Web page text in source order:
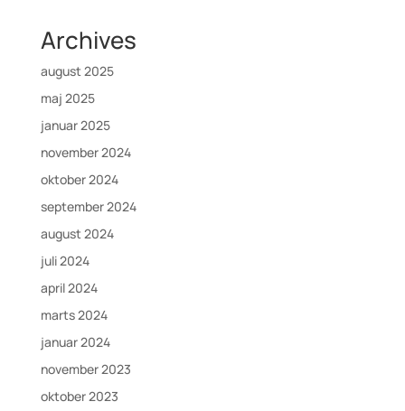
Archives
august 2025
maj 2025
januar 2025
november 2024
oktober 2024
september 2024
august 2024
juli 2024
april 2024
marts 2024
januar 2024
november 2023
oktober 2023